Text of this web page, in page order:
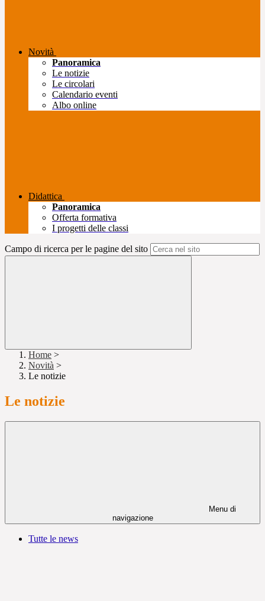
Novità
Panoramica
Le notizie
Le circolari
Calendario eventi
Albo online
Didattica
Panoramica
Offerta formativa
I progetti delle classi
Campo di ricerca per le pagine del sito
Home >
Novità >
Le notizie
Le notizie
Menu di
navigazione
Tutte le news